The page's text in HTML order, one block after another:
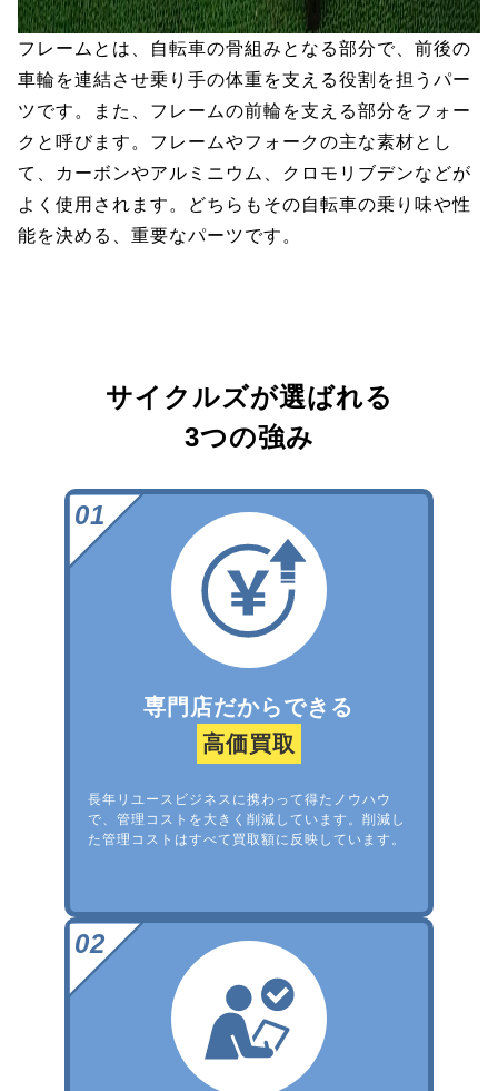
フレームとは、自転車の骨組みとなる部分で、前後の
車輪を連結させ乗り手の体重を支える役割を担うパー
ツです。また、フレームの前輪を支える部分をフォー
クと呼びます。フレームやフォークの主な素材とし
て、カーボンやアルミニウム、クロモリブデンなどが
よく使用されます。どちらもその自転車の乗り味や性
能を決める、重要なパーツです。
サイクルズが選ばれる
3つの強み
専門店だからできる
高価買取
長年リユースビジネスに携わって得たノウハウ
で、管理コストを大きく削減しています。削減し
た管理コストはすべて買取額に反映しています。